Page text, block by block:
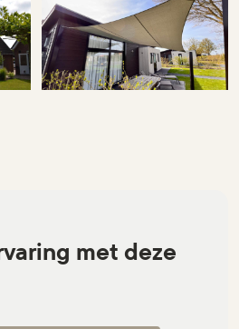
met deze